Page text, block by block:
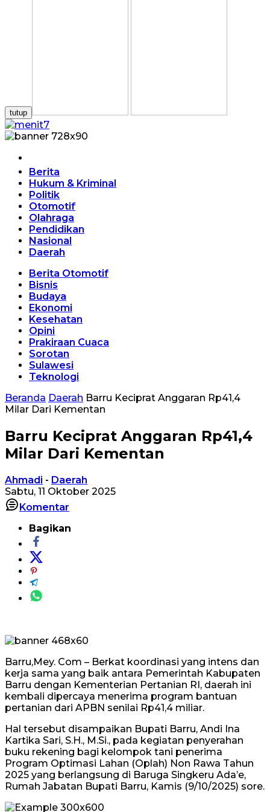
tutup
Berita
Hukum & Kriminal
Politik
Otomotif
Olahraga
Pendidikan
Nasional
Daerah
Berita Otomotif
Bisnis
Budaya
Ekonomi
Kesehatan
Opini
Prakiraan Cuaca
Sorotan
Sulawesi
Teknologi
Beranda Daerah Barru Keciprat Anggaran Rp41,4
Milar Dari Kementan
Barru Keciprat Anggaran Rp41,4
Milar Dari Kementan
Ahmadi - Daerah
Sabtu, 11 Oktober 2025
Komentar
Bagikan
Barru,Mey. Com – Berkat koordinasi yang intens dan
kerja sama yang baik antara Pemerintah Kabupaten
Barru dengan Kementerian Pertanian RI, daerah ini
kembali dipercaya menerima program bantuan
pertanian dari APBN senilai Rp41,4 miliar.
Hal tersebut disampaikan Bupati Barru, Andi Ina
Kartika Sari, S.H., M.Si., pada kegiatan penyerahan
buku rekening bagi kelompok tani penerima
Program Optimasi Lahan (Oplah) Non Rawa Tahun
2025 yang berlangsung di Baruga Singkeru Ada’e,
Rumah Jabatan Bupati Barru, Kamis (9/10/2025) sore.